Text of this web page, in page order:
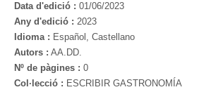
Data d'edició : 01/06/2023
Any d'edició : 2023
Idioma : Español, Castellano
Autors : AA.DD.
Nº de pàgines : 0
Col·lecció : ESCRIBIR GASTRONOMÍA